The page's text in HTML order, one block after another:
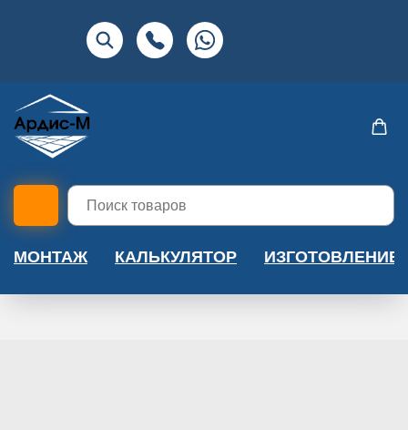
МОНТАЖ КАЛЬКУЛЯТОР ИЗГОТОВЛЕНИЕ